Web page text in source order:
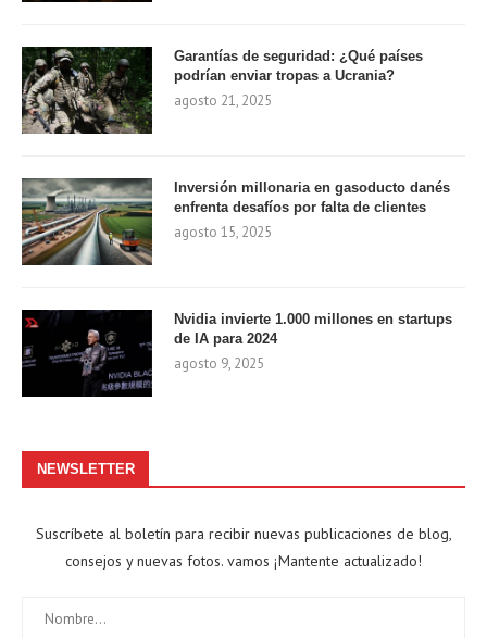
Garantías de seguridad: ¿Qué países
podrían enviar tropas a Ucrania?
agosto 21, 2025
Inversión millonaria en gasoducto danés
enfrenta desafíos por falta de clientes
agosto 15, 2025
Nvidia invierte 1.000 millones en startups
de IA para 2024
agosto 9, 2025
NEWSLETTER
Suscríbete al boletín para recibir nuevas publicaciones de blog,
consejos y nuevas fotos. vamos ¡Mantente actualizado!